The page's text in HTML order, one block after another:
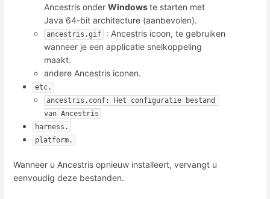
Ancestris onderWindowste starten met
Java 64-bit architecture (aanbevolen).
ancestris.gif
: Ancestris icoon, te gebruiken
wanneer je een applicatie snelkoppeling
maakt.
andere Ancestris iconen.
etc.
ancestris.conf: Het configuratie bestand
van Ancestris
harness.
platform.
Wanneer u Ancestris opnieuw installeert, vervangt u
eenvoudig deze bestanden.